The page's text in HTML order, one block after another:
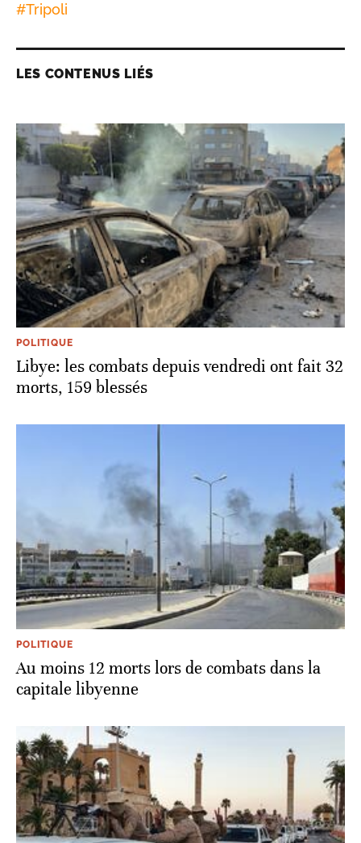
#Tripoli
LES CONTENUS LIÉS
POLITIQUE
Libye: les combats depuis vendredi ont fait 32
morts, 159 blessés
POLITIQUE
Au moins 12 morts lors de combats dans la
capitale libyenne